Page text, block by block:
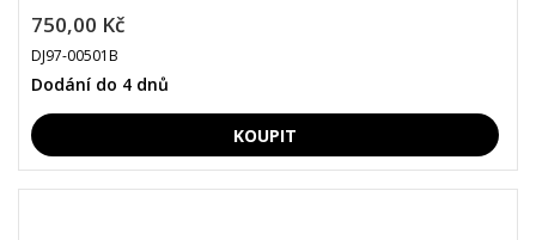
750,00 Kč
DJ97-00501B
Dodání do 4 dnů